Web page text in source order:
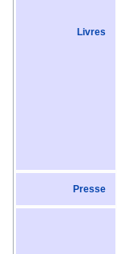
Livres
Presse